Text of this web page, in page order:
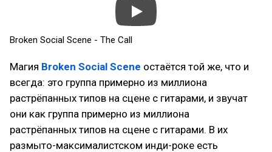
Broken Social Scene - The Call
Магия Broken Social Scene остаётся той же, что и
всегда: это группа примерно из миллиона
растрёпанных типов на сцене с гитарами, и звучат
они как группа примерно из миллиона
растрёпанных типов на сцене с гитарами. В их
размыто-максималистском инди-роке есть